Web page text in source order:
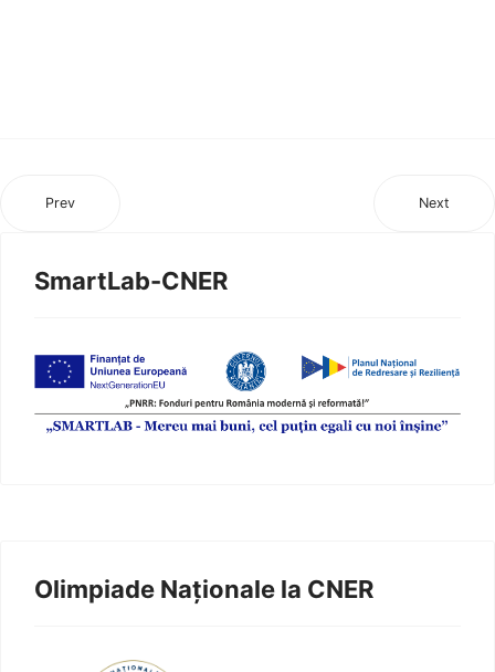
Prev Next
SmartLab-CNER
Olimpiade Naționale la CNER